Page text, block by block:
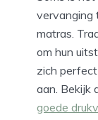
vervanging
matras.
om hun
zich
aan. Bekijk
goede